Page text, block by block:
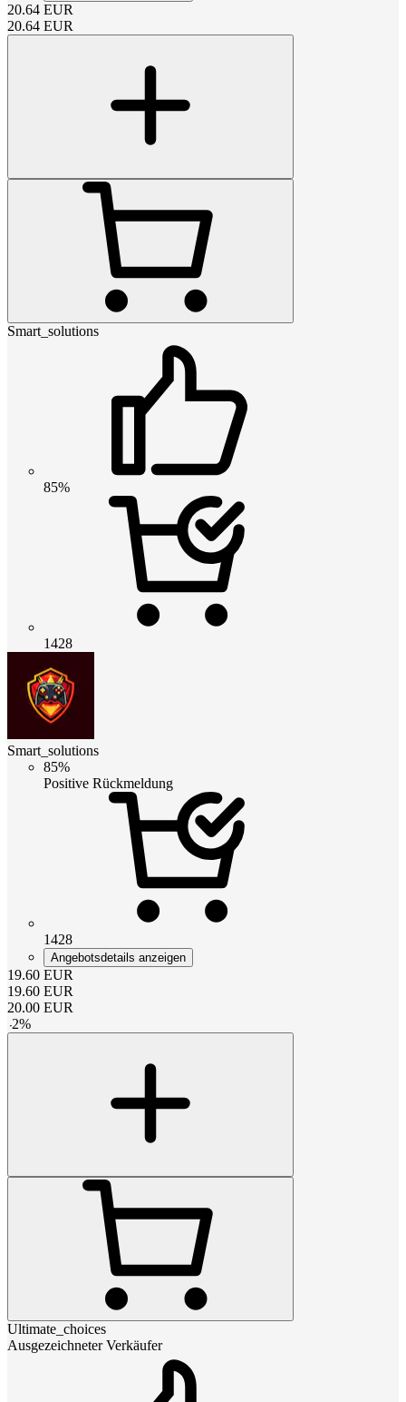
20.64 EUR
20.64 EUR
Smart_solutions
85%
1428
Smart_solutions
85%
Positive Rückmeldung
1428
Angebotsdetails anzeigen
19.60 EUR
19.60 EUR
20.00 EUR
-2%
Ultimate_choices
Ausgezeichneter Verkäufer